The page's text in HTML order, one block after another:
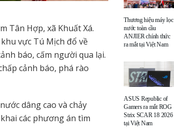
Tân Hợp, xã Khuất Xá.
vực Tú Mịch đổ về
báo, cấm người qua lại.
cảnh báo, phá rào
dâng cao và chảy
các phương án tìm
Thương hiệu máy lọc
nước toàn cầu
ANJIER chính thức
ra mắt tại Việt Nam
ASUS Republic of
Gamers ra mắt ROG
Strix SCAR 18 2026
tại Việt Nam